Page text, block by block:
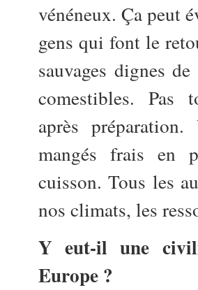
vénéneux. Ça peut
gens qui font le
sauvages dignes
comestibles. Pas
après
mangés frais en
cuisson. Tous les
nos climats, les
Y eut-il une
Europe ?